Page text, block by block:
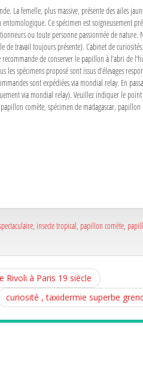
La femelle, plus massive, présente des ailes
Ce spécimen est soigneusement
ou toute personne passionnée de nature.
travail toujours présente). Cabinet de
de conserver le papillon à l’abri de
spécimens proposé sont issus d’élevages
sont expédiées via mondial relay. En
via mondial relay). Veuillez indiquer le
comète, spécimen de madagascar,
insecte tropical papillon comète
Rivoli à Paris 19 siècle
curiosité , taxidermie superbe